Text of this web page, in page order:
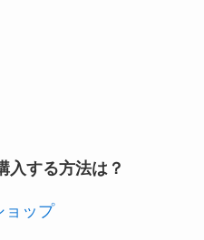
入する方法は？
ョップ